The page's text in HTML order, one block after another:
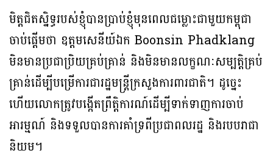
មិត្តជិតស្និទ្ធរបស់ខ្ញុំបានប្រាប់ខ្ញុំមុនពេលជម្លោះជាមួយកម្ពុជា
ចាប់ផ្តើមថា ឧត្តមសេនីយ៍ឯក Boonsin Phadklang
មិនមានប្រជាប្រិយគ្រប់គ្រាន់ និងមិនមានលក្ខណៈសម្បត្តិគ្រប់
គ្រាន់ដើម្បីបម្រើការជារដ្ឋមន្ត្រីក្រសួងការពារជាតិ។ ដូច្នេះ
ហើយលោកត្រូវបង្កើតព្រឹត្តិការណ៍ដើម្បីទាក់ទាញការចាប់
អារម្មណ៍ និងទទួលបានការគាំទ្រពីប្រជាពលរដ្ឋ និងរបបរាជា
និយម។